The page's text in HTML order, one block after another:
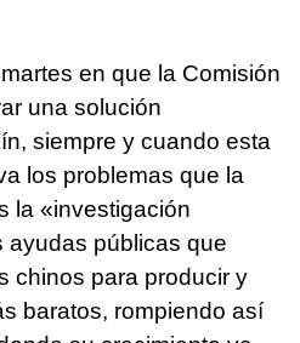
en que la Comisión
una solución
siempre y cuando esta
los problemas que la
la «investigación
ayudas públicas que
chinos para producir y
baratos, rompiendo así